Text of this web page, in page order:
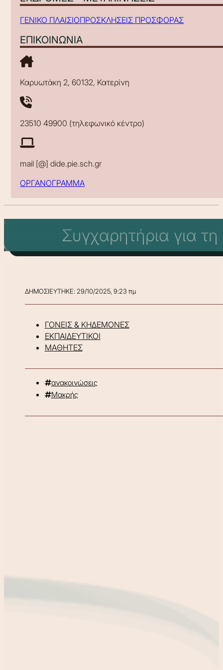
ΓΕΝΙΚΟ ΠΛΑΙΣΙΟΠΡΟΣΚΛΗΣΕΙΣ ΠΡΟΣΦΟΡΑΣ
ΕΠΙΚΟΙΝΩΝΙΑ
Καρυωτάκη 2, 60132, Κατερίνη
23510 49900 (τηλεφωνικό κέντρο)
mail [@] dide.pie.sch.gr
ΟΡΓΑΝΟΓΡΑΜΜΑ
Συγχαρητήρια για
ΔΗΜΟΣΙΕΥΤΗΚΕ: 29/10/2025, 9:23 πμ
ΓΟΝΕΙΣ & ΚΗΔΕΜΟΝΕΣ
ΕΚΠΑΙΔΕΥΤΙΚΟΙ
ΜΑΘΗΤΕΣ
ανακοινώσεις
Μακρής